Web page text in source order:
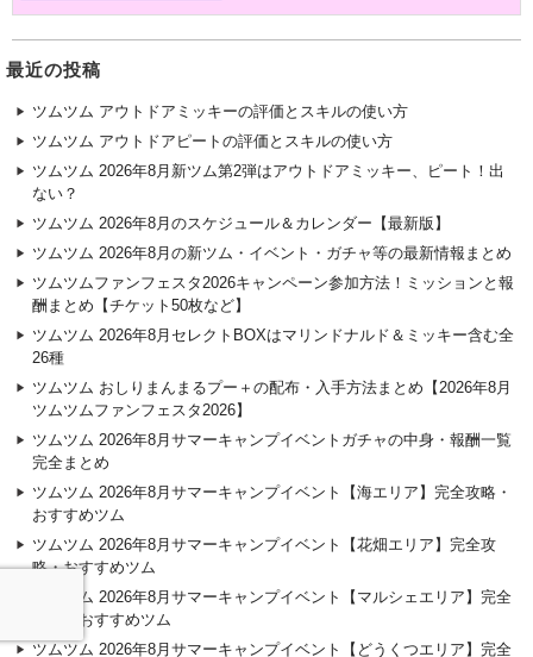
最近の投稿
ツムツム アウトドアミッキーの評価とスキルの使い方
ツムツム アウトドアピートの評価とスキルの使い方
ツムツム 2026年8月新ツム第2弾はアウトドアミッキー、ピート！出
ない？
ツムツム 2026年8月のスケジュール＆カレンダー【最新版】
ツムツム 2026年8月の新ツム・イベント・ガチャ等の最新情報まとめ
ツムツムファンフェスタ2026キャンペーン参加方法！ミッションと報
酬まとめ【チケット50枚など】
ツムツム 2026年8月セレクトBOXはマリンドナルド＆ミッキー含む全
26種
ツムツム おしりまんまるプー＋の配布・入手方法まとめ【2026年8月
ツムツムファンフェスタ2026】
ツムツム 2026年8月サマーキャンプイベントガチャの中身・報酬一覧
完全まとめ
ツムツム 2026年8月サマーキャンプイベント【海エリア】完全攻略・
おすすめツム
ツムツム 2026年8月サマーキャンプイベント【花畑エリア】完全攻
略・おすすめツム
ツムツム 2026年8月サマーキャンプイベント【マルシェエリア】完全
攻略・おすすめツム
ツムツム 2026年8月サマーキャンプイベント【どうくつエリア】完全